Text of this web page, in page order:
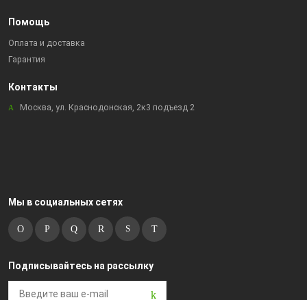
Помощь
Оплата и доставка
Гарантия
Контакты
Москва, ул. Краснодонская, 2к3 подъезд 2
Мы в социальных сетях
Подписывайтесь на рассылку